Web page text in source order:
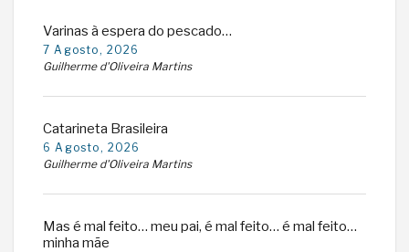
Varinas à espera do pescado…
7 Agosto, 2026
Guilherme d'Oliveira Martins
Catarineta Brasileira
6 Agosto, 2026
Guilherme d'Oliveira Martins
Mas é mal feito… meu pai, é mal feito… é mal feito…
minha mãe